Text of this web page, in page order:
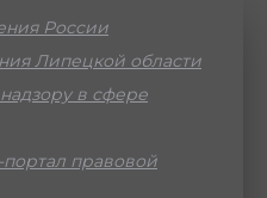
России
Липецкой области
в сфере
правовой